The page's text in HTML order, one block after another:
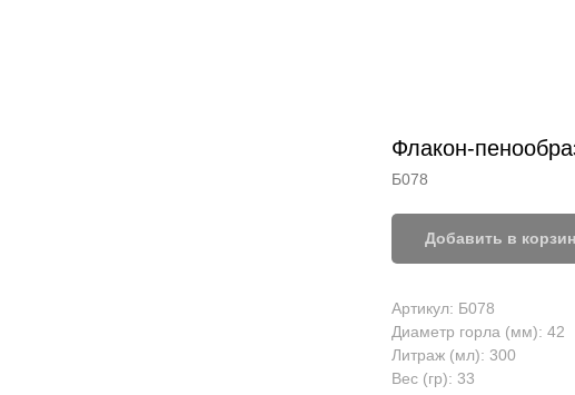
Флакон-
Б078
Добавить в
Артикул: Б078
Диаметр горла (мм): 42
Литраж (мл): 300
Вес (гр): 33